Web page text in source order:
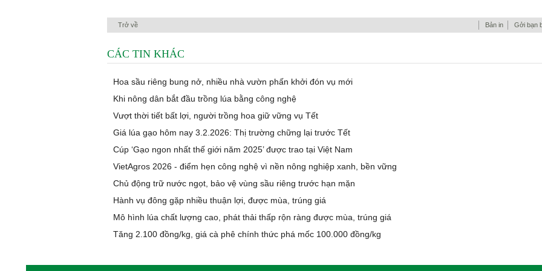
Trở về Gởi bạn
Bản in
CÁC TIN KHÁC
Hoa sầu riêng bung nở, nhiều nhà vườn phấn khởi đón vụ mới
Khi nông dân bắt đầu trồng lúa bằng công nghệ
Vượt thời tiết bất lợi, người trồng hoa giữ vững vụ Tết
Giá lúa gạo hôm nay 3.2.2026: Thị trường chững lại trước Tết
Cúp ‘Gạo ngon nhất thế giới năm 2025’ được trao tại Việt Nam
VietAgros 2026 - điểm hẹn công nghệ vì nền nông nghiệp xanh, bền vững
Chủ động trữ nước ngọt, bảo vệ vùng sầu riêng trước hạn mặn
Hành vụ đông gặp nhiều thuận lợi, được mùa, trúng giá
Mô hình lúa chất lượng cao, phát thải thấp rộn ràng được mùa, trúng giá
Tăng 2.100 đồng/kg, giá cà phê chính thức phá mốc 100.000 đồng/kg